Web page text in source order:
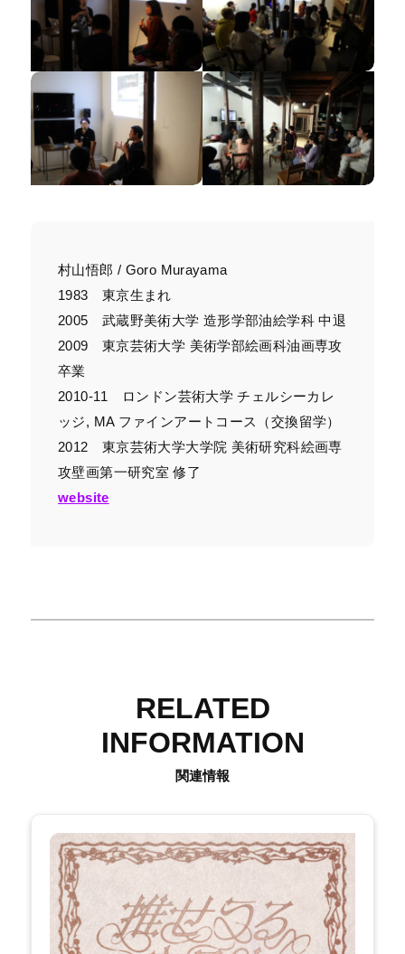
村山悟郎 / Goro Murayama
1983 東京生まれ
2005 武蔵野美術大学 造形学部油絵学科 中退
2009 東京芸術大学 美術学部絵画科油画専攻
卒業
2010-11 ロンドン芸術大学 チェルシーカレ
ッジ, MA ファインアートコース（交換留学）
2012 東京芸術大学大学院 美術研究科絵画専
攻壁画第一研究室 修了
website
RELATED
INFORMATION
関連情報